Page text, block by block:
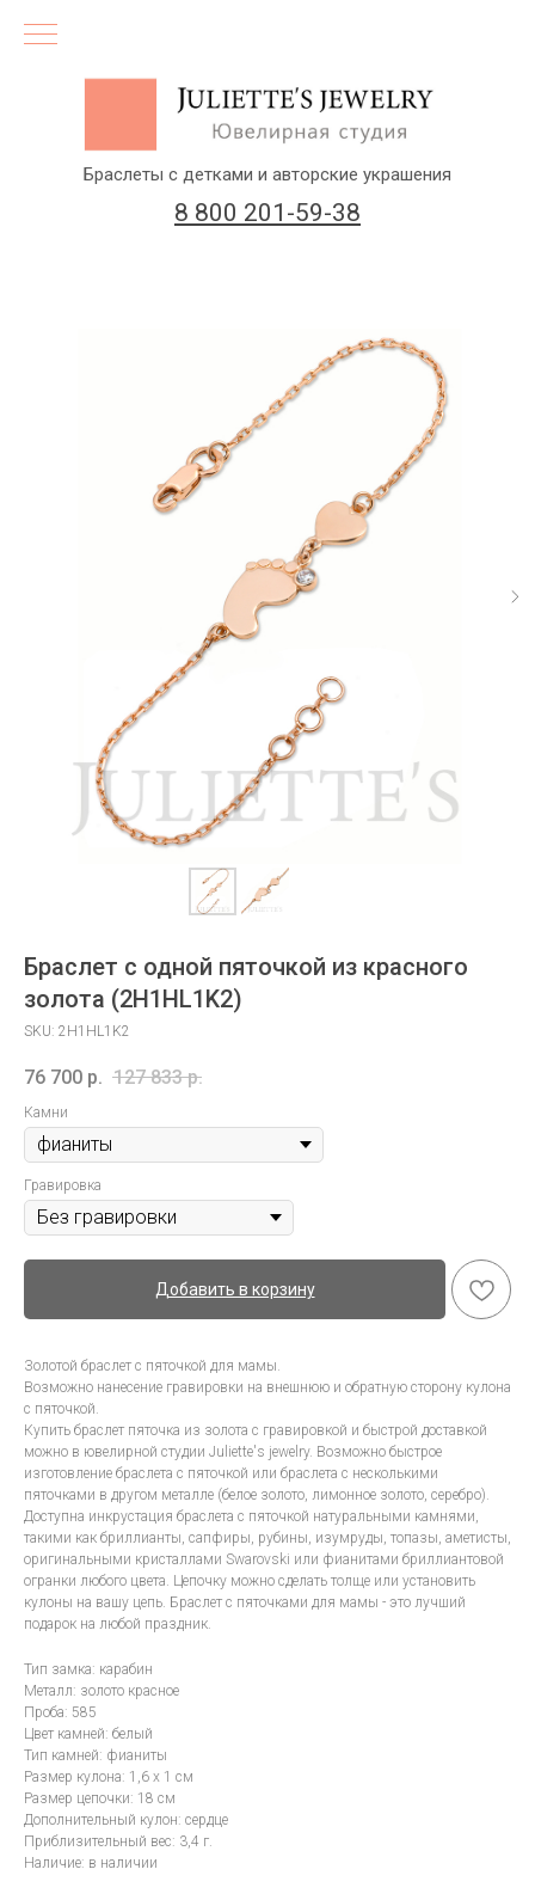
Заказать звонок
8 800 201-59-38
(бесплатный звонок по России)
Браслеты с детками и авторские украшения
Браслет с одной пяточкой из красного
золота (2H1HL1K2)
SKU: 2H1HL1K2
76 700 р. 127 833 р.
Камни
Гравировка
Добавить в корзину
Золотой браслет с пяточкой для мамы.
Возможно нанесение гравировки на внешнюю и обратную сторону кулона
с пяточкой.
Купить браслет пяточка из золота с гравировкой и быстрой доставкой
можно в ювелирной студии Juliette's jewelry. Возможно быстрое
изготовление браслета с пяточкой или браслета с несколькими
пяточками в другом металле (белое золото, лимонное золото, серебро).
Доступна инкрустация браслета с пяточкой натуральными камнями,
такими как бриллианты, сапфиры, рубины, изумруды, топазы, аметисты,
оригинальными кристаллами Swarovski или фианитами бриллиантовой
огранки любого цвета. Цепочку можно сделать толще или установить
кулоны на вашу цепь. Браслет с пяточками для мамы - это лучший
подарок на любой праздник.
Тип замка: карабин
Металл: золото красное
Проба: 585
Цвет камней: белый
Тип камней: фианиты
Размер кулона: 1,6 х 1 см
Размер цепочки: 18 см
Дополнительный кулон: сердце
Приблизительный вес: 3,4 г.
Наличие: в наличии